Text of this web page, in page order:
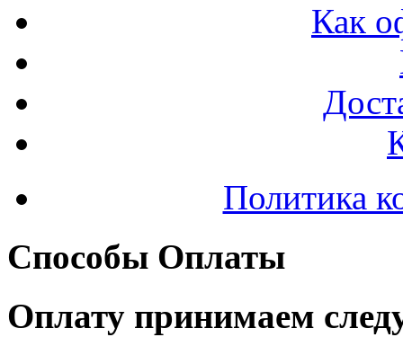
Как
Политика
Способы Оплаты
Оплату принимаем